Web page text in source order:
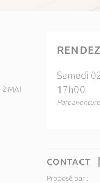
2 MAI
Samedi
17h00
Parc
CONTACT
Proposé par :